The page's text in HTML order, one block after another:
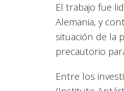
El trabajo fue
Alemania, y
situación de la
precautorio
Entre los